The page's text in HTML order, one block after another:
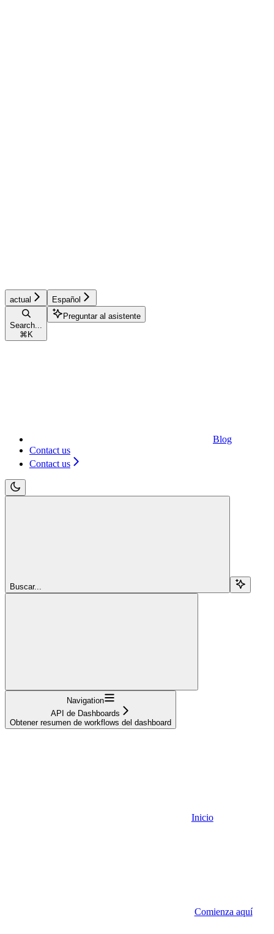
actual Español
Search...
⌘ K
Preguntar al asistente
Blog
Contact us
Contact us
Buscar...
Navigation
API de Dashboards
Obtener resumen de workflows del dashboard
Inicio
Comienza aquí